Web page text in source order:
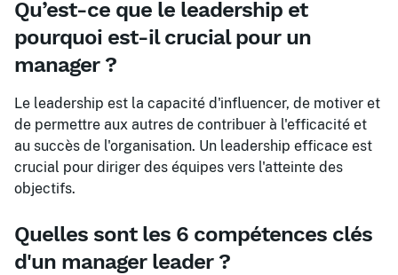
Qu’est-ce que le leadership et
pourquoi est-il crucial pour un
manager ?
Le leadership est la capacité d'influencer, de motiver et
de permettre aux autres de contribuer à l'efficacité et
au succès de l'organisation. Un leadership efficace est
crucial pour diriger des équipes vers l'atteinte des
objectifs.
Quelles sont les 6 compétences clés
d'un manager leader ?